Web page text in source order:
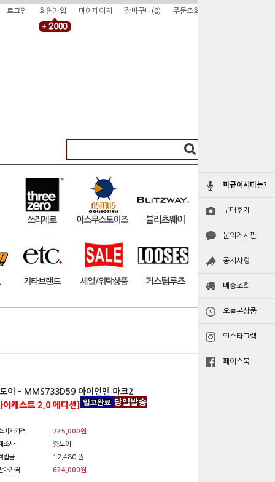
피규어시티는?
구매후기
문의게시판
공지사항
배송조회
오늘본상품
인스타그램
페이스북
로그인 회원가입 마이페이지 장바구니(0) 주문조회
이 - MMS733D59 아이언맨 마크2
이캐스트 2.0 에디션]
비자가격
725,000원
조사
핫토이
립금
12,480 원
매가격
624,000원